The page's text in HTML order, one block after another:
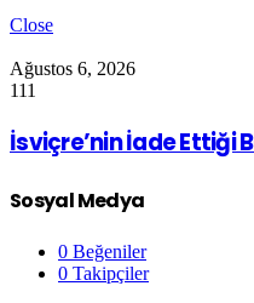
Close
Ağustos 6, 2026
111
İsviçre’nin İade Ettiği
Sosyal Medya
0 Beğeniler
0 Takipçiler